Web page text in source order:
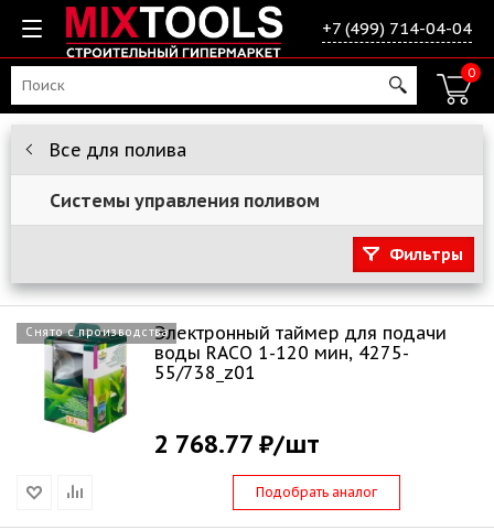
+7 (499) 714-04-04
0
Все для полива
Системы управления поливом
Фильтры
Снято с производстваЭлектронный таймер для подачи
воды RACO 1-120 мин, 4275-
55/738_z01
2 768.77 ₽/шт
Подобрать аналог